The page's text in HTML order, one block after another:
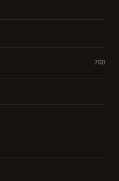
700